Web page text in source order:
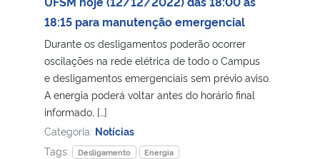
Ministério de Minas e Energia
Ministério da Ciência, Tecnologia, Inovações e Comunicações
Ministério do Meio Ambiente
18:15 para manutenção emergencial
Durante os desligamentos poderão ocorrer
oscilações na rede elétrica de todo o Campus
e desligamentos emergenciais sem prévio aviso.
A energia poderá voltar antes do horário final
informado, […]
Categoria: Notícias
Tags:
Desligamento Energia